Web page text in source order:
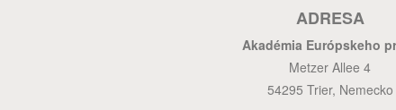
ADRESA
Akadémia Európskeho
Metzer Allee 4
54295 Trier, Nemecko